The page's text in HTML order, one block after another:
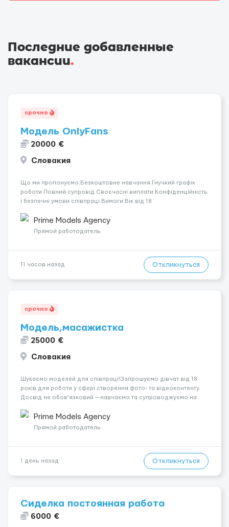
Последние добавленные
вакансии.
срочно
Модель OnlyFans
20000 €
Словакия
Що ми пропонуємо:Безкоштовне навчання.Гнучкий графік
роботи.Повний супровід Своєчасні виплати.Конфіденційність
і безпечні умови співпраці.Вимоги:Вік від 18
розвиватися.Досвід не обов’язковий.Якщо вас зацікавила
вакансія — залишайте відгук, і ми зв’яжемося ...
Prime Models Agency
Прямой работодатель
11 часов назад Откликнуться
срочно
Модель,масажистка
25000 €
Словакия
Шукаємо моделей для співпраці!Запрошуємо дівчат від 18
років для роботи у сфері створення фото- та відеоконтенту.
Досвід не обов’язковий — навчаємо та супроводжуємо на
конфіденційність і професійну підтримку. Працюємо офіційно,
поважаємо особ...
Prime Models Agency
Прямой работодатель
1 день назад Откликнуться
Сиделка постоянная работа
6000 €